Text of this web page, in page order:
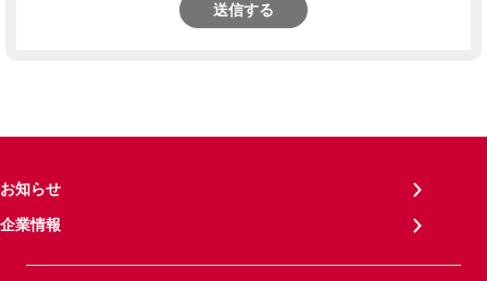
送信する
お知らせ
企業情報